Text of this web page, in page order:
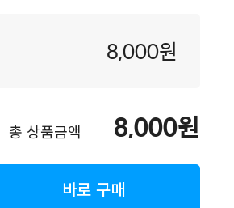
8,000원
총 상품금액 8,000원
바로 구매